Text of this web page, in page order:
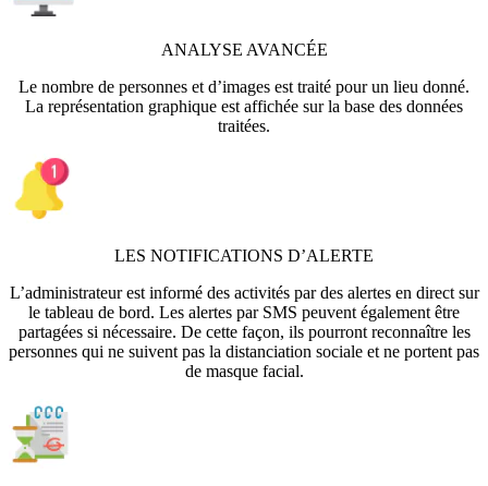
ANALYSE AVANCÉE
Le nombre de personnes et d’images est traité pour un lieu donné.
La représentation graphique est affichée sur la base des données
traitées.
LES NOTIFICATIONS D’ALERTE
L’administrateur est informé des activités par des alertes en direct sur
le tableau de bord. Les alertes par SMS peuvent également être
partagées si nécessaire. De cette façon, ils pourront reconnaître les
personnes qui ne suivent pas la distanciation sociale et ne portent pas
de masque facial.